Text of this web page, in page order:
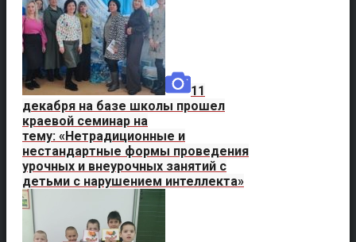
11
декабря на базе школы прошел
краевой семинар на
тему: «Нетрадиционные и
нестандартные формы проведения
урочных и внеурочных занятий с
детьми с нарушением интеллекта»